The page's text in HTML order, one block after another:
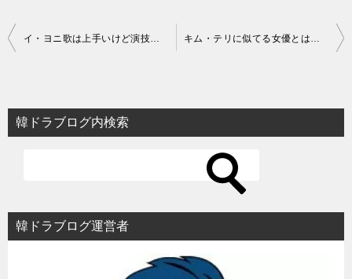
投
ビ
ゲ
ョ
ン
韓ドラブログ内検索
韓ドラブログ運営者